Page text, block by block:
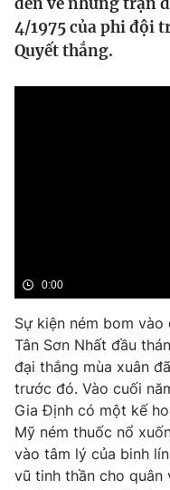
Thế giới
Tin tức
Nhân vật
Khán giả
Giải sao mai
Sao
Đời sống
Du lịch
Làm đẹp
Chất lượng cuộc sống
Giáo dục
Tuyển sinh
Học trực tuyến
Công nghệ
Hitech Công nghệ
Sản phẩm
Giao lưu trực tuyến
4/1975 của phi đội
Quyết thắng.
0:00
Sự kiện ném bom
Tân Sơn Nhất đầu
đại thắng mùa xuân
trước đó. Vào cuối
Gia Định có một kế
Mỹ ném thuốc nổ
vào tâm lý của binh
vũ tinh thần cho quân